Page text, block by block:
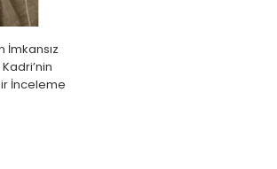
İmkansız
İnceleme